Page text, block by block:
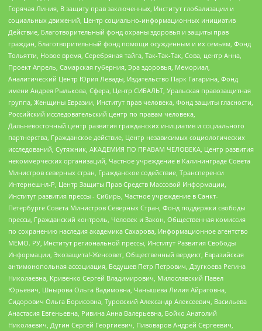
Горячая Линия, В защиту прав заключенных, Институт глобализации и
социальных движений, Центр социально-информационных инициатив
Действие, Благотворительный фонд охраны здоровья и защиты прав
граждан, Благотворительный фонд помощи осужденным и их семьям, Фонд
Тольятти, Новое время, Серебряная тайга, Так-Так-Так, Сова, центр Анна,
Проект Апрель, Самарская губерния, Эра здоровья, Мемориал,
Аналитический Центр Юрия Левады, Издательство Парк Гагарина, Фонд
имени Андрея Рылькова, Сфера, Центр СИБАЛЬТ, Уральская правозащитная
группа, Женщины Евразии, Институт прав человека, Фонд защиты гласности,
Российский исследовательский центр по правам человека,
Дальневосточный центр развития гражданских инициатив и социального
партнерства, Гражданское действие, Центр независимых социологических
исследований, Сутяжник, АКАДЕМИЯ ПО ПРАВАМ ЧЕЛОВЕКА, Центр развития
некоммерческих организаций, Частное учреждение в Калининграде Совета
Министров северных стран, Гражданское содействие, Трансперенси
Интернешнл-Р, Центр Защиты Прав Средств Массовой Информации,
Институт развития прессы - Сибирь, Частное учреждение в Санкт-
Петербурге Совета Министров Северных Стран, Фонд поддержки свободы
прессы, Гражданский контроль, Человек и Закон, Общественная комиссия
по сохранению наследия академика Сахарова, Информационное агентство
МЕМО. РУ, Институт региональной прессы, Институт Развития Свободы
Информации, Экозащита!-Женсовет, Общественный вердикт, Евразийская
антимонопольная ассоциация, Бедушев Петр Петрович, Дзугкоева Регина
Николаевна, Кривенко Сергей Владимирович, Милославский Павел
Юрьевич, Шнырова Ольга Вадимовна, Чанышева Лилия Айратовна,
Сидорович Ольга Борисовна, Туровский Александр Алексеевич, Васильева
Анастасия Евгеньевна, Ривина Анна Валерьевна, Бойко Анатолий
Николаевич, Дугин Сергей Георгиевич, Пивоваров Андрей Сергеевич,